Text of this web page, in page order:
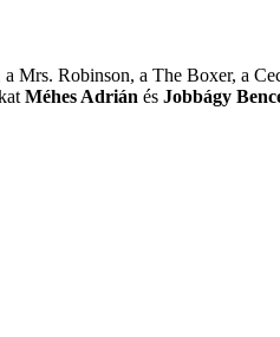
a Mrs. Robinson, a The Boxer, a
Méhes Adrián és Jobbágy